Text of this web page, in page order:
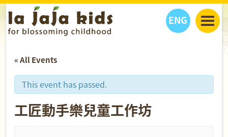
ENG
« All Events
This event has passed.
工匠動手樂兒童工作坊